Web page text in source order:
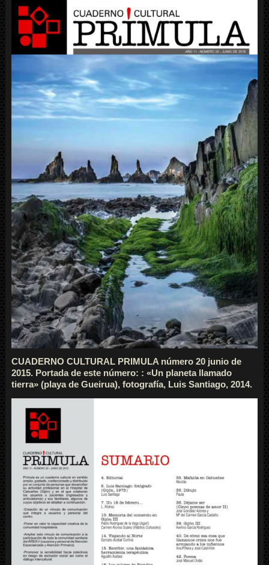
CUADERNO CULTURAL PRIMULA número 20 junio de
2015. Portada de este número: : «Un planeta llamado
tierra» (playa de Gueirua), fotografía, Luis Santiago, 2014.